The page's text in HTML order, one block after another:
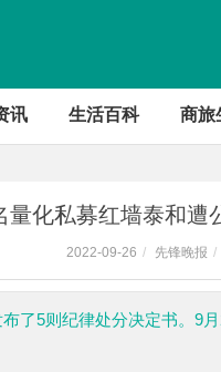
讯 生活百科 商旅
量化私募红墙泰和遭
2022-09-26 / 先锋晚报 /
了5则纪律处分决定书。9